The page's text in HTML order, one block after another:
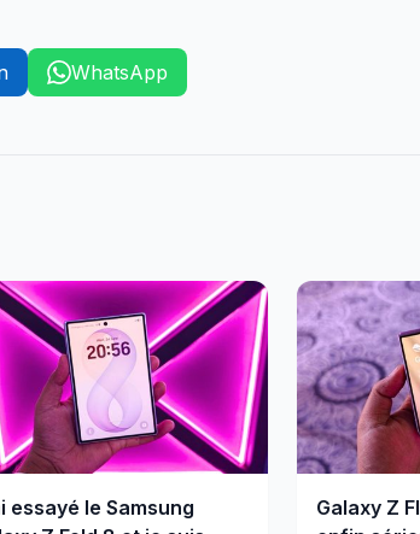
WhatsApp
essayé le Samsung
Galaxy Z